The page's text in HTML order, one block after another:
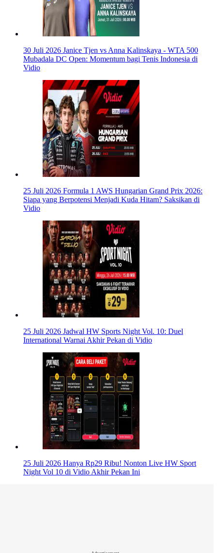
30 Juli 2026 Janice Tjen vs Anna Kalinskaya - WTA 500
Mubadala DC Open: Momentum bagi Tenis Indonesia di
Vidio
25 Juli 2026 Formula 1 AWS Hungarian Grand Prix 2026:
Siapa yang Berpotensi Menjadi Kuda Hitam? Saksikan di
Vidio
25 Juli 2026 Jadwal HW Sports Night Vol. 10: Duel
International Warnai Akhir Pekan di Vidio
25 Juli 2026 Hanya Rp29 Ribu! Nonton Live HW Sport
Night Vol 10 di Vidio Akhir Pekan Ini